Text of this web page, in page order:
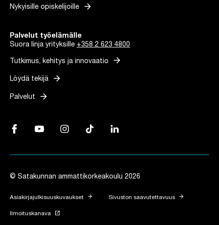
Nykyisille opiskelijoille arrow_forward
Palvelut työelämälle
Suora linja yrityksille +358 2 623 4800
Tutkimus, kehitys ja innovaatio arrow_forward
Löydä tekijä arrow_forward
Palvelut arrow_forward
Facebook, Linkki avautuu uuteen välilehteen
YouTube, Linkki avautuu uuteen välilehteen
Instagram, Linkki avautuu uuteen välilehteen
TikTok, Linkki avautuu uuteen välilehteen
LinkedIn, Linkki avautuu uuteen
© Satakunnan ammattikorkeakoulu 2026
Asiakirjajulkisuuskuvaukset arrow_forward Sivuston saavutettavuus arrow_forward
Ilmoituskanava Linkki avautuu uuteen välilehteen
launch